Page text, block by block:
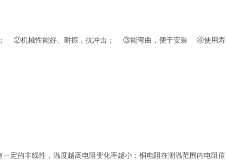
； ②机械性能好、耐振，抗冲击； ③能弯曲，便于安装 ④使用寿
定的非线性，温度越高电阻变化率越小；铜电阻在测温范围内电阻值